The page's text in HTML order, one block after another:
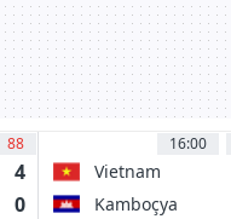
88
4
0
16:00
Vietnam
Kamboçya